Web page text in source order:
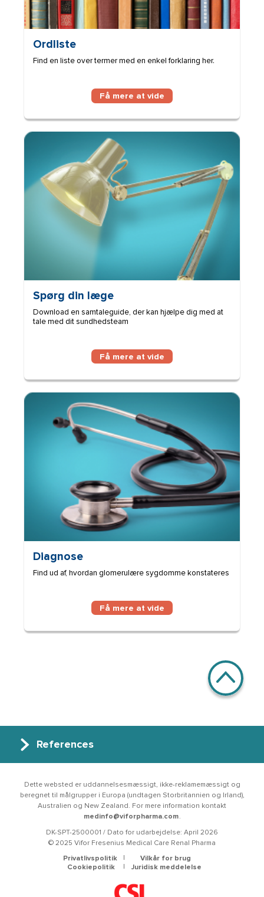
Ordliste
Find en liste over termer med en enkel forklaring her.
Få mere at vide
Billede
Spørg din læge
Download en samtaleguide, der kan hjælpe dig med at
tale med dit sundhedsteam
Få mere at vide
Billede
Diagnose
Find ud af, hvordan glomerulære sygdomme konstateres
Få mere at vide
References
Dette websted er uddannelsesmæssigt, ikke-reklamemæssigt og
beregnet til målgrupper i Europa (undtagen Storbritannien og Irland),
Australien og New Zealand. For mere information kontakt
medinfo@viforpharma.com.
DK-SPT-2500001 / Dato for udarbejdelse: April 2026
© 2025 Vifor Fresenius Medical Care Renal Pharma
Menu Footer
Privatlivspolitik
Cookiepolitik
Vilkår for brug
Juridisk meddelelse